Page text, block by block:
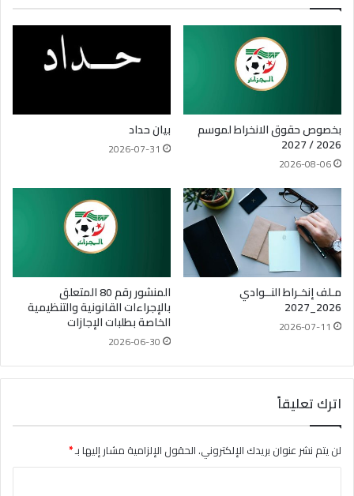
بخصوص حقوق الانخراط لموسم
2026 / 2027
2026-08-06
بيان حداد
2026-07-31
مـلف إنخـراط النــوادي
2026_2027
2026-07-11
المنشور رقم 80 المتعلق
بالإجراءات القانونية والتنظيمية
الخاصة بطلبات الإجازات
2026-06-30
اترك تعليقاً
لن يتم نشر عنوان بريدك الإلكتروني.الحقول الإلزامية مشار إليها بـ*